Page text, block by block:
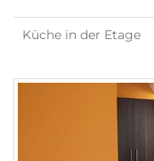
Küche in der Etage